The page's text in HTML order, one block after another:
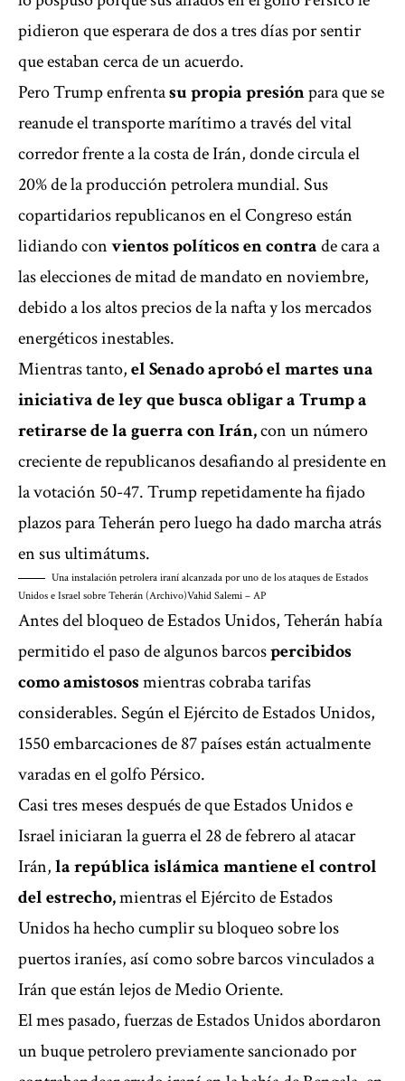
pidieron que esperara de dos a tres días por sentir
que estaban cerca de un acuerdo.
Pero Trump enfrentasu propia presiónpara que se
reanude el transporte marítimo a través del vital
corredor frente a la costa de Irán, donde circula el
20% de la producción petrolera mundial. Sus
copartidarios republicanos en el Congreso están
lidiando convientos políticos en contrade cara a
las elecciones de mitad de mandato en noviembre,
debido a los altos precios de la nafta y los mercados
energéticos inestables.
Mientras tanto,el Senado aprobó el martes una
iniciativa de ley que busca obligar a Trump a
retirarse de la guerra con Irán,con un número
creciente de republicanos desafiando al presidente en
la votación 50-47. Trump repetidamente ha fijado
plazos para Teherán pero luego ha dado marcha atrás
en sus ultimátums.
Una instalación petrolera iraní alcanzada por uno de los ataques de Estados
Unidos e Israel sobre Teherán (Archivo)Vahid Salemi – AP
Antes del bloqueo de Estados Unidos, Teherán había
permitido el paso de algunos barcospercibidos
como amistososmientras cobraba tarifas
considerables. Según el Ejército de Estados Unidos,
1550 embarcaciones de 87 países están actualmente
varadas en el golfo Pérsico.
Casi tres meses después de que Estados Unidos e
Israel iniciaran la guerra el 28 de febrero al atacar
Irán,la república islámica mantiene el control
del estrecho,mientras el Ejército de Estados
Unidos ha hecho cumplir su bloqueo sobre los
puertos iraníes, así como sobre barcos vinculados a
Irán que están lejos de Medio Oriente.
El mes pasado, fuerzas de Estados Unidos abordaron
un buque petrolero previamente sancionado por